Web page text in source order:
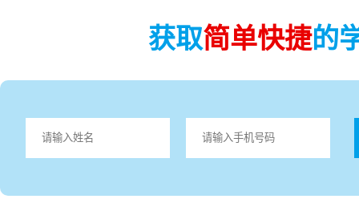
获取简单快捷的